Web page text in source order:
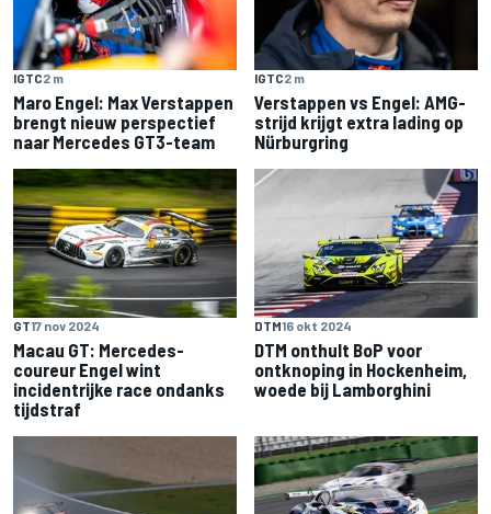
IGTC2 m
Maro Engel: Max Verstappen
brengt nieuw perspectief
naar Mercedes GT3-team
IGTC2 m
Verstappen vs Engel: AMG-
strijd krijgt extra lading op
Nürburgring
GT17 nov 2024
Macau GT: Mercedes-
coureur Engel wint
incidentrijke race ondanks
tijdstraf
DTM16 okt 2024
DTM onthult BoP voor
ontknoping in Hockenheim,
woede bij Lamborghini